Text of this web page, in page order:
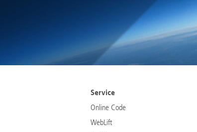
Navigation
Service
Online Code
WebLift